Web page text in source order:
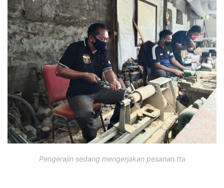
Pengerajin sedang mengerjakan pesanan.tta